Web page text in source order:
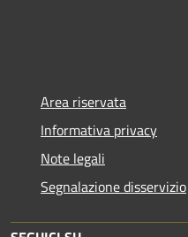
Area riservata
Informativa privacy
Note legali
Segnalazione disservizio